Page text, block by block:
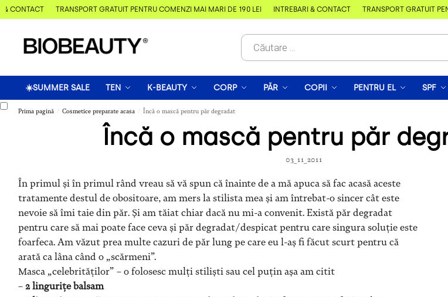
TRANSPORT GRATUIT PENTRU COMENZI MAI MARI DE 190 LEI ÎNTREBĂRI & CONTACT TRANSPORT GRATUIT
☀️SUMMER SALE TEN K-BEAUTY CORP PĂR COPII PENTRU EL SPF
Prima pagină / Cosmetice preparate acasa / Încă o mască pentru păr degradat
Încă o mască pentru păr
03_11_2011
În primul și în primul rând vreau să vă spun că înainte de a mă apuca să fac acasăaceste
tratamente destul de obositoare, am mers la stilista mea și am întrebat-o sincer cât este
nevoie să îmi taie din păr. Și am tăiat chiar dacă nu mi-a convenit. Există păr degradat
pentru care să mai poate face ceva și păr degradat/despicat pentru care singura soluție este
foarfeca. Am văzut prea multe cazuri de păr lung pe care eu l-aș fi făcut scurt pentru că
arată ca lâna când o „scărmeni”.
Masca „celebrităților” – o folosesc mulți stiliști sau cel puțin așa am citit
– 2 lingurițe balsam